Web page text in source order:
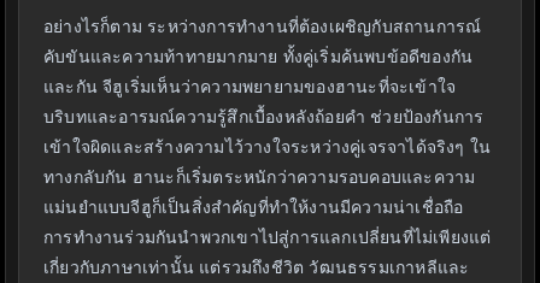
อย่างไรก็ตาม ระหว่างการทำงานที่ต้องเผชิญกับสถานการณ์
คับขันและความท้าทายมากมาย ทั้งคู่เริ่มค้นพบข้อดีของกัน
และกัน จีฮูเริ่มเห็นว่าความพยายามของฮานะที่จะเข้าใจ
บริบทและอารมณ์ความรู้สึกเบื้องหลังถ้อยคำ ช่วยป้องกันการ
เข้าใจผิดและสร้างความไว้วางใจระหว่างคู่เจรจาได้จริงๆ ใน
ทางกลับกัน ฮานะก็เริ่มตระหนักว่าความรอบคอบและความ
แม่นยำแบบจีฮูก็เป็นสิ่งสำคัญที่ทำให้งานมีความน่าเชื่อถือ
การทำงานร่วมกันนำพวกเขาไปสู่การแลกเปลี่ยนที่ไม่เพียงแต่
เกี่ยวกับภาษาเท่านั้น แต่รวมถึงชีวิต วัฒนธรรมเกาหลีและ